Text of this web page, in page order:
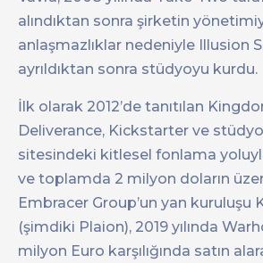
alındıktan sonra şirketin
anlaşmazlıklar nedeniyle Illusion
ayrıldıktan sonra stüdyoyu kurdu.
İlk olarak 2012’de tanıtılan
Deliverance, Kickstarter ve
sitesindeki kitlesel fonlama
ve toplamda 2 milyon doların
Embracer Group’un yan kuruluşu
(şimdiki Plaion), 2019 yılında
milyon Euro karşılığında satın